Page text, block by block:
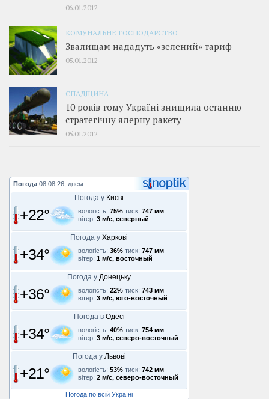
06.01.2012
КОМУНАЛЬНЕ ГОСПОДАРСТВО
Звалищам нададуть «зелений» тариф
05.01.2012
СПАДЩИНА
10 років тому Україні знищила останню
стратегічну ядерну ракету
05.01.2012
Погода 08.08.26, днем
Погода у Києві
+22° вологість: 75% тиск: 747 мм
вітер: 3 м/с, северный
Погода у Харкові
+34° вологість: 36% тиск: 747 мм
вітер: 1 м/с, восточный
Погода у Донецьку
+36° вологість: 22% тиск: 743 мм
вітер: 3 м/с, юго-восточный
Погода в Одесі
+34° вологість: 40% тиск: 754 мм
вітер: 3 м/с, северо-восточный
Погода у Львові
+21° вологість: 53% тиск: 742 мм
вітер: 2 м/с, северо-восточный
Погода по всій Україні